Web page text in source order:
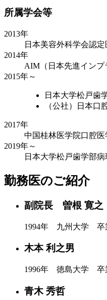
所属学会等
2013年
日本美容外科学会認
2014年
AIM（日本先進インプ
2015年～
日本大学松戸歯
（公社）日本
2017年
中国桂林医学院口腔
2019年～
日本大学松戸歯学部
勤務医のご紹介
副院長 曽根 寛之
1994年 九州大学 卒
木本 利之男
1996年 徳島大学 卒
青木 秀哲